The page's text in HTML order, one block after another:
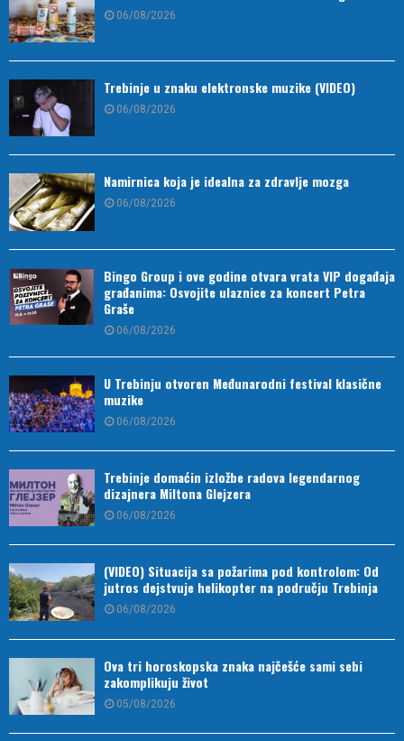
06/08/2026
Trebinje u znaku elektronske muzike (VIDEO)
06/08/2026
Namirnica koja je idealna za zdravlje mozga
06/08/2026
Bingo Group i ove godine otvara vrata VIP događaja
građanima: Osvojite ulaznice za koncert Petra
Graše
06/08/2026
U Trebinju otvoren Međunarodni festival klasične
muzike
06/08/2026
Trebinje domaćin izložbe radova legendarnog
dizajnera Miltona Glejzera
06/08/2026
(VIDEO) Situacija sa požarima pod kontrolom: Od
jutros dejstvuje helikopter na području Trebinja
06/08/2026
Ova tri horoskopska znaka najčešće sami sebi
zakomplikuju život
05/08/2026